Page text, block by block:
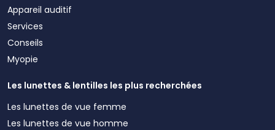
Appareil auditif
Services
Conseils
Myopie
Les lunettes & lentilles les plus recherchées
Les lunettes de vue femme
Les lunettes de vue homme